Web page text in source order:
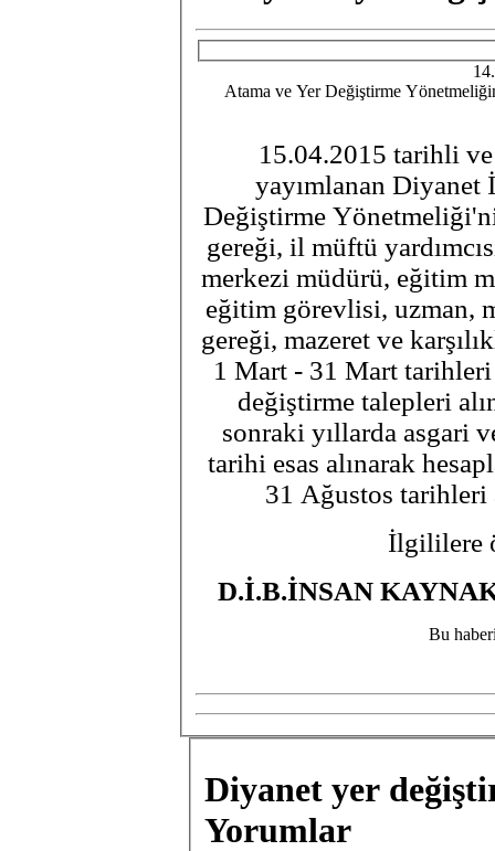
Atama ve Yer Değiştirme
15.04.2015 tarihli ve
yayımlanan Diyanet
Değiştirme
gereği, il müftü
merkezi müdürü, eğitim
eğitim görevlisi, uzman,
gereği, mazeret ve
1 Mart - 31 Mart tarihleri
değiştirme talepleri
sonraki yıllarda asgari
tarihi esas alınarak
31 Ağustos tarihleri
İlgililere
D.İ.B.İNSAN
Bu